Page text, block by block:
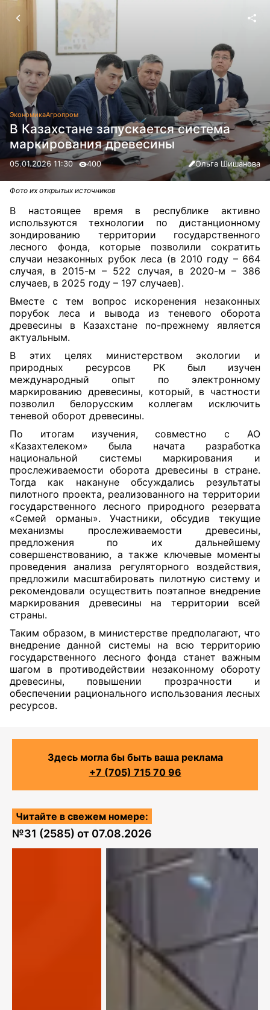
ЭкономикаАгропром
В Казахстане запускается система
маркирования древесины
05.01.2026 11:30 400 Ольга Шишанова
Фото их открытых источников
В настоящее время в республике активно
используются технологии по дистанционному
зондированию территории государственного
лесного фонда, которые позволили сократить
случаи незаконных рубок леса (в 2010 году – 664
случая, в 2015-м – 522 случая, в 2020-м – 386
случаев, в 2025 году – 197 случаев).
Вместе с тем вопрос искоренения незаконных
порубок леса и вывода из теневого оборота
древесины в Казахстане по-прежнему является
актуальным.
В этих целях министерством экологии и
природных ресурсов РК был изучен
международный опыт по электронному
маркированию древесины, который, в частности
позволил белорусским коллегам исключить
теневой оборот древесины.
По итогам изучения, совместно с АО
«Казахтелеком» была начата разработка
национальной системы маркирования и
прослеживаемости оборота древесины в стране.
Тогда как накануне обсуждались результаты
пилотного проекта, реализованного на территории
государственного лесного природного резервата
«Семей орманы». Участники, обсудив текущие
механизмы прослеживаемости древесины,
предложения по их дальнейшему
совершенствованию, а также ключевые моменты
проведения анализа регуляторного воздействия,
предложили масштабировать пилотную систему и
рекомендовали осуществить поэтапное внедрение
маркирования древесины на территории всей
страны.
Таким образом, в министерстве предполагают, что
внедрение данной системы на всю территорию
государственного лесного фонда станет важным
шагом в противодействии незаконному обороту
древесины, повышении прозрачности и
обеспечении рационального использования лесных
ресурсов.
Здесь могла бы быть ваша реклама
+7 (705) 715 70 96
Читайте в свежем номере:
№31 (2585) от 07.08.2026